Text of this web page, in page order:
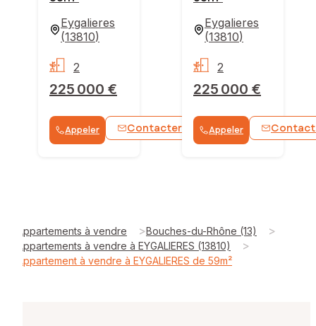
Eygalieres
(13810)
225 000 €
2
Appeler Contacter WhatsApp
Eygalieres
(13810)
225 000 €
2
Appeler
Appartements à vendre >Bouches-du-Rhône (13) >
Appartements à vendre à EYGALIERES (13810) >
Appartement à vendre à EYGALIERES de 59m²